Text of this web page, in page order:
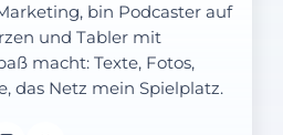
bin Podcaster auf
und Tabler mit
macht: Texte, Fotos,
das Netz mein Spielplatz.